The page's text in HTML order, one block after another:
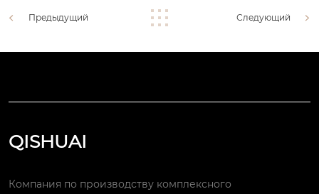
Предыдущий Следующий
QISHUAI
Компания по производству комплексного